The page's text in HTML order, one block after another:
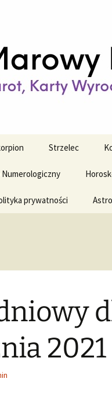
Strzelec
prywatności
2021